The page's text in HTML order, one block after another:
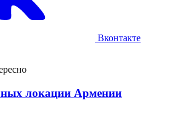
Вконтакте
локации Армении